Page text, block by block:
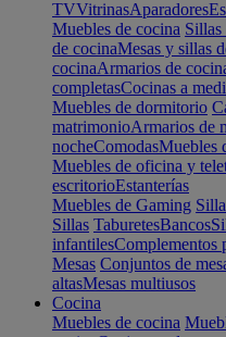
TVVitrinasAparadores
Muebles de cocina Sillas
de cocinaMesas y sillas
cocinaArmarios de
completasCocinas a
Muebles de dormitorio
matrimonioArmarios de
nocheComodasMuebles
Muebles de oficina y
escritorioEstanterías
Muebles de Gaming
Sillas TaburetesBancos
infantilesComplementos
Mesas Conjuntos de
altasMesas multiusos
Cocina
Muebles de cocina